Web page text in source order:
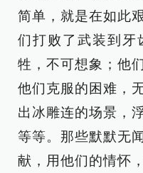
简单，就是在如此
们打败了武装到牙
牲，不可想象；他
他们克服的困难，
出冰雕连的场景，
等等。那些默默无
献，用他们的情怀